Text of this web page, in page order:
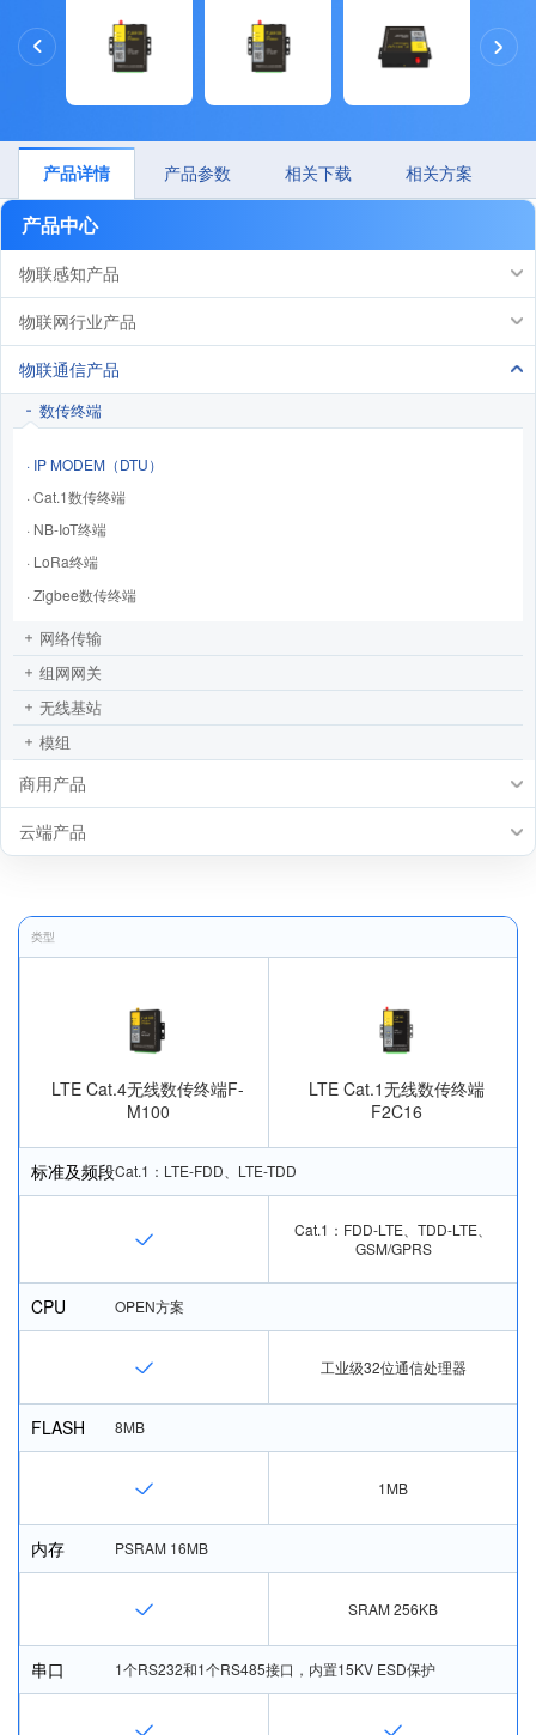
产品详情 产品参数 相关下载 相关方案
产品中心
物联感知产品
物联网行业产品
物联通信产品
数传终端
· IP MODEM（DTU）
· Cat.1数传终端
· NB-IoT终端
· LoRa终端
· Zigbee数传终端
网络传输
组网网关
无线基站
模组
商用产品
云端产品
类型
LTE Cat.4无线数传终端F-
M100
LTE Cat.1无线数传终端
F2C16
标准及频段Cat.1：LTE-FDD、LTE-TDD
Cat.1：FDD-LTE、TDD-LTE、
GSM/GPRS
CPU OPEN方案
工业级32位通信处理器
FLASH 8MB
1MB
内存 PSRAM 16MB
SRAM 256KB
串口 1个RS232和1个RS485接口，内置15KV ESD保护